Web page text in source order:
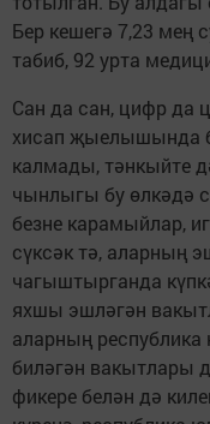
Бер кешегә 7,23 мең
табиб, 92 урта
Сан да сан, цифр да
хисап җыелышында
калмады, тәнкыйте
чынлыгы бу өлкәдә
безне карамыйлар,
сүксәк тә, аларның
чагыштырганда
яхшы эшләгән
аларның
биләгән вакытлары
фикере белән дә